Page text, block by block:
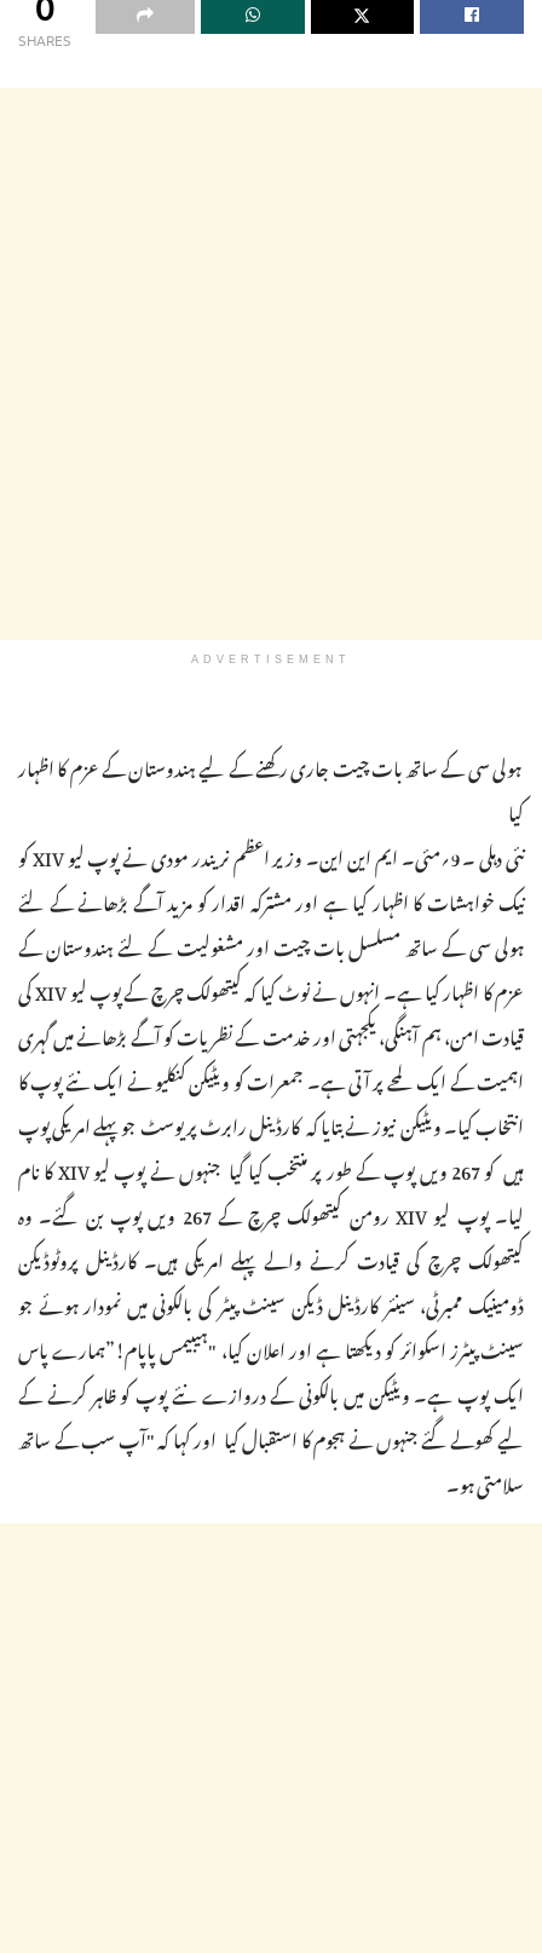
0
SHARES
ADVERTISEMENT
ہولی سی کے ساتھ بات چیت جاری رکھنے کے لیے ہندوستان کے عزم کا اظہار
کیا
نئی دہلی ۔ 9؍مئی۔ ایم این این۔ وزیر اعظم نریندر مودی نے پوپ لیو XIV کو
نیک خواہشات کا اظہار کیا ہے اور مشترکہ اقدار کو مزید آگے بڑھانے کے لئے
ہولی سی کے ساتھ مسلسل بات چیت اور مشغولیت کے لئے ہندوستان کے
عزم کا اظہار کیا ہے۔ انہوں نے نوٹ کیا کہ کیتھولک چرچ کے پوپ لیو XIV کی
قیادت امن، ہم آہنگی، یکجہتی اور خدمت کے نظریات کو آگے بڑھانے میں گہری
اہمیت کے ایک لمحے پر آتی ہے۔ جمعرات کو ویٹیکن کنکلیو نے ایک نئے پوپ کا
انتخاب کیا۔ ویٹیکن نیوز نے بتایا کہ کارڈینل رابرٹ پریوسٹ جو پہلے امریکی پوپ
ہیں کو 267 ویں پوپ کے طور پر منتخب کیا گیا جنہوں نے پوپ لیو XIV کا نام
لیا۔ پوپ لیو XIV رومن کیتھولک چرچ کے 267 ویں پوپ بن گئے۔ وہ
کیتھولک چرچ کی قیادت کرنے والے پہلے امریکی ہیں۔ کارڈینل پروٹوڈیکن
ڈومینیک ممبرٹی، سینئر کارڈینل ڈیکن سینٹ پیٹر کی بالکونی میں نمودار ہوئے جو
سینٹ پیٹرز اسکوائر کو دیکھتا ہے اور اعلان کیا، "ہیبیمس پاپام!”ہمارے پاس
ایک پوپ ہے۔ ویٹیکن میں بالکونی کے دروازے نئے پوپ کو ظاہر کرنے کے
لیے کھولے گئے جنہوں نے ہجوم کا استقبال کیا اور کہا کہ "آپ سب کے ساتھ
سلامتی ہو۔